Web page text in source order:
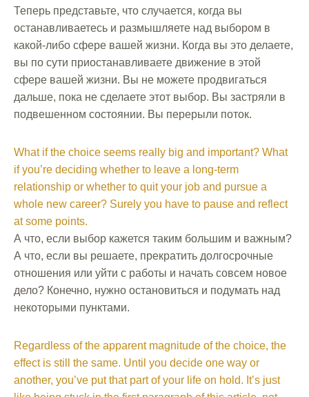
Теперь представьте, что случается, когда вы
останавливаетесь и размышляете над выбором в
какой-либо сфере вашей жизни. Когда вы это делаете,
вы по сути приостанавливаете движение в этой
сфере вашей жизни. Вы не можете продвигаться
дальше, пока не сделаете этот выбор. Вы застряли в
подвешенном состоянии. Вы перерыли поток.
What if the choice seems really big and important? What
if you’re deciding whether to leave a long-term
relationship or whether to quit your job and pursue a
whole new career? Surely you have to pause and reflect
at some points.
А что, если выбор кажется таким большим и важным?
А что, если вы решаете, прекратить долгосрочные
отношения или уйти с работы и начать совсем новое
дело? Конечно, нужно остановиться и подумать над
некоторыми пунктами.
Regardless of the apparent magnitude of the choice, the
effect is still the same. Until you decide one way or
another, you’ve put that part of your life on hold. It’s just